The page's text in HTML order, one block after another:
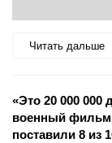
Читать дальше
«Это 20 000 000
военный фильм
поставили 8 из